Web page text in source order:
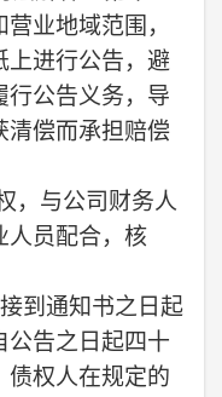
业地域范围，
上进行公告，避
行公告义务，导
清偿而承担赔偿
，与公司财务人
人员配合，核
到通知书之日起
公告之日起四十
债权人在规定的